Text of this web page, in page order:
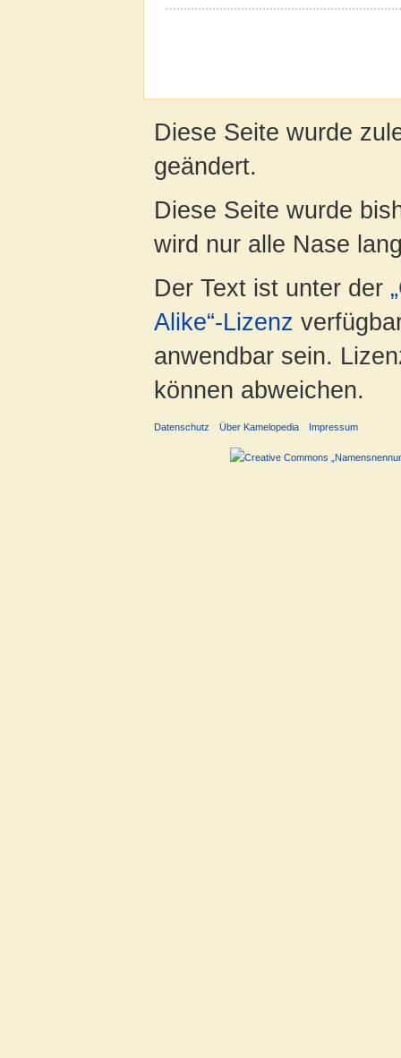
Diese Seite wurde
geändert.
Diese Seite wurde
wird nur alle Nase
Der Text ist unter der
Alike“-Lizenz
anwendbar sein.
können abweichen.
Datenschutz Über Kamelopedia Impressum